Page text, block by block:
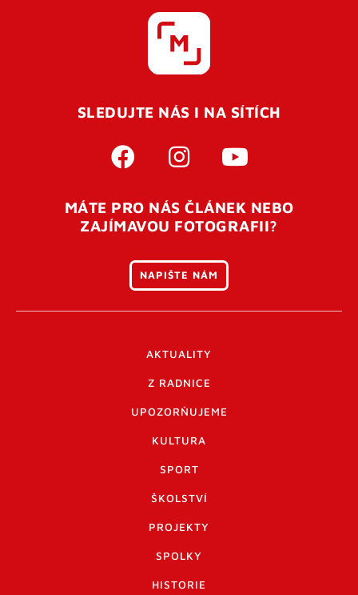
SLEDUJTE NÁS I NA SÍTÍCH
MÁTE PRO NÁS ČLÁNEK NEBO
ZAJÍMAVOU FOTOGRAFII?
NAPIŠTE NÁM
AKTUALITY
Z RADNICE
UPOZORŇUJEME
KULTURA
SPORT
ŠKOLSTVÍ
PROJEKTY
SPOLKY
HISTORIE